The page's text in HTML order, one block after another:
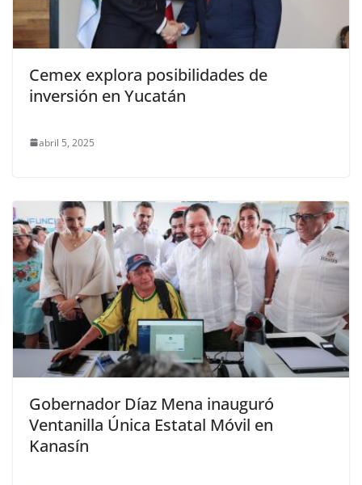
Cemex explora posibilidades de
inversión en Yucatán
abril 5, 2025
Gobernador Díaz Mena inauguró
Ventanilla Única Estatal Móvil en
Kanasín